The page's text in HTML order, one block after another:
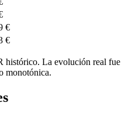
€
€
histórico. La evolución real fue
monotónica.